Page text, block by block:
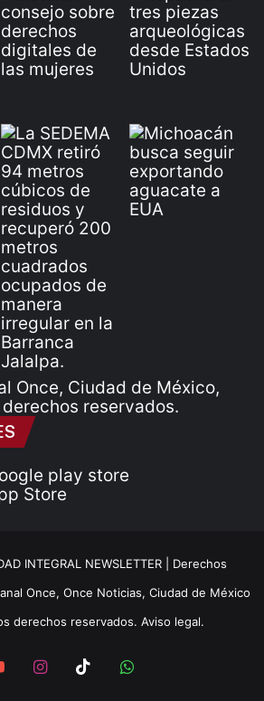
Once, Ciudad de México,
reservados.
INTEGRAL NEWSLETTER | Derechos
Once, Once Noticias, Ciudad de México
derechos reservados. Aviso legal.
YouTubeInstagram
TikTokWhatsApp